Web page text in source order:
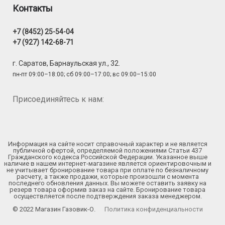
Контакты
+7 (8452) 25-54-04
+7 (927) 142-68-71
г. Саратов, Барнаульская ул., 32.
пн-пт 09:00–18:00; сб 09:00–17:00; вс 09:00–15:00
Присоединяйтесь к нам:
Информация на сайте носит справочный характер и не является
публичной офертой, определяемой положениями Статьи 437
Гражданского кодекса Российской Федерации. Указанное выше
наличие в нашем интернет-магазине является ориентировочным и
не учитывает бронирование товара при оплате по безналичному
расчету, а также продажи, которые произошли с момента
последнего обновления данных. Вы можете оставить заявку на
резерв товара оформив заказ на сайте. Бронирование товара
осуществляется после подтверждения заказа менеджером.
© 2022 Магазин Газовик-О.
Политика конфиденциальности